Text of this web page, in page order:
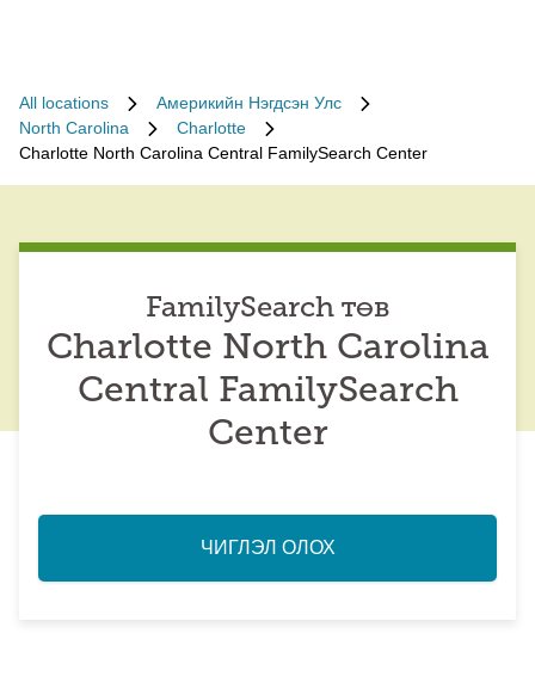
All locations
Америкийн Нэгдсэн Улс
North Carolina
Charlotte
Charlotte North Carolina Central FamilySearch Center
FamilySearch төв
Charlotte North Carolina
Central FamilySearch
Center
ЧИГЛЭЛ ОЛОХ